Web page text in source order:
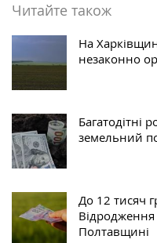
Читайте також
На
незаконно
Багатодітні
земельний
До 12 тисяч
Відродження
Полтавщині